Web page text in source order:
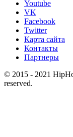
Youtube
VK
Facebook
Twitter
Карта сайта
Контакты
Партнеры
© 2015 - 2021
reserved.